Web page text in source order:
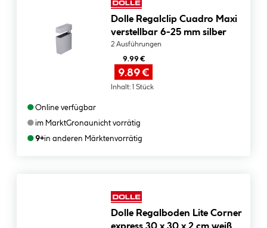
Dolle Regalclip Cuadro Maxi
verstellbar 6-25 mm silber
2 Ausführungen
9.99 €
9.89 €
Inhalt: 1 Stück
●Online verfügbar
●im MarktGronaunicht vorrätig
●9+in anderen Märktenvorrätig
Dolle Regalboden Lite Corner